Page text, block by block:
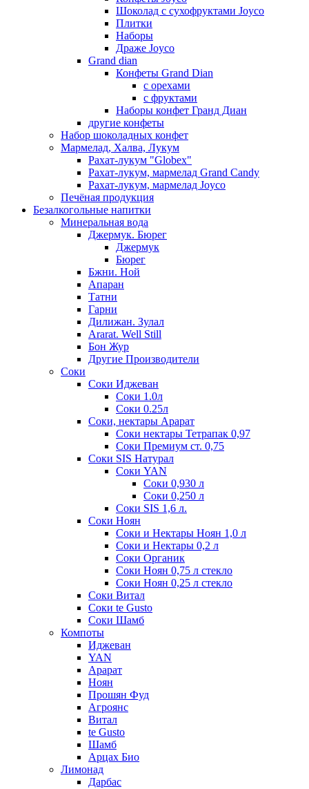
Шоколад с сухофруктами Joyco
Плитки
Наборы
Драже Joyco
Grand dian
Конфеты Grand Dian
с орехами
с фруктами
Наборы конфет Гранд Диан
другие конфеты
Набор шоколадных конфет
Мармелад, Халва, Лукум
Рахат-лукум "Globex"
Рахат-лукум, мармелад Grand Candy
Рахат-лукум, мармелад Joyco
Печёная продукция
Безалкогольные напитки
Минеральная вода
Джермук. Бюрег
Джермук
Бюрег
Бжни. Ной
Апаран
Татни
Гарни
Дилижан. Зулал
Ararat. Well Still
Бон Жур
Другие Производители
Соки
Соки Иджеван
Соки 1.0л
Соки 0.25л
Соки, нектары Арарат
Соки нектары Тетрапак 0,97
Соки Премиум ст. 0,75
Соки SIS Натурал
Соки YAN
Соки 0,930 л
Соки 0,250 л
Соки SIS 1,6 л.
Соки Ноян
Соки и Нектары Ноян 1,0 л
Соки и Нектары 0,2 л
Соки Органик
Соки Ноян 0,75 л стекло
Соки Ноян 0,25 л стекло
Соки Витал
Соки te Gusto
Соки Шамб
Компоты
Иджеван
YAN
Арарат
Ноян
Прошян Фуд
Агроянс
Витал
te Gusto
Шамб
Арцах Био
Лимонад
Дарбас